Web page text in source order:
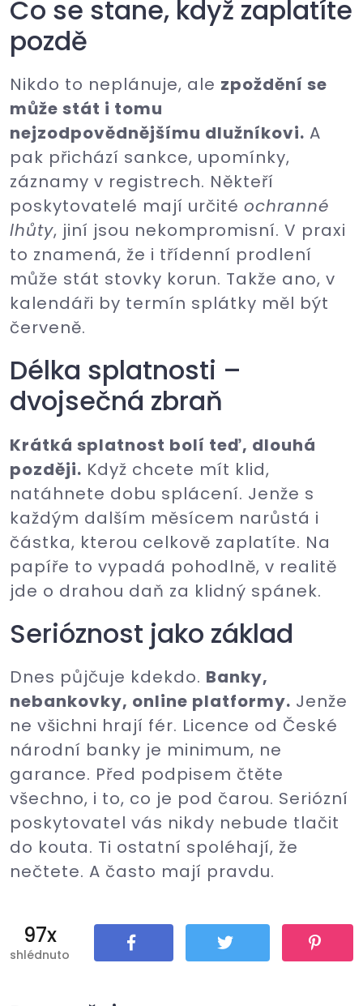
Co se stane, když zaplatíte
pozdě
Nikdo to neplánuje, ale zpoždění se
může stát i tomu
nejzodpovědnějšímu dlužníkovi. A
pak přichází sankce, upomínky,
záznamy v registrech. Někteří
poskytovatelé mají určité ochranné
lhůty, jiní jsou nekompromisní. V praxi
to znamená, že i třídenní prodlení
může stát stovky korun. Takže ano, v
kalendáři by termín splátky měl být
červeně.
Délka splatnosti –
dvojsečná zbraň
Krátká splatnost bolí teď, dlouhá
později. Když chcete mít klid,
natáhnete dobu splácení. Jenže s
každým dalším měsícem narůstá i
částka, kterou celkově zaplatíte. Na
papíře to vypadá pohodlně, v realitě
jde o drahou daň za klidný spánek.
Serióznost jako základ
Dnes půjčuje kdekdo. Banky,
nebankovky, online platformy. Jenže
ne všichni hrají fér. Licence od České
národní banky je minimum, ne
garance. Před podpisem čtěte
všechno, i to, co je pod čarou. Seriózní
poskytovatel vás nikdy nebude tlačit
do kouta. Ti ostatní spoléhají, že
nečtete. A často mají pravdu.
97x
shlédnuto